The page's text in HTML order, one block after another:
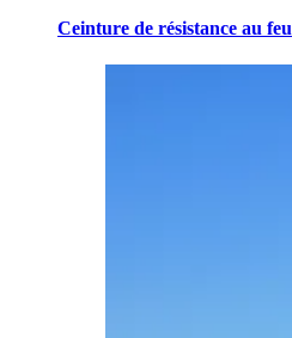
Ceinture de résistance au feu